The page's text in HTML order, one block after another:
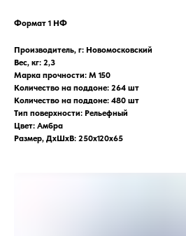
Формат 1 НФ
Производитель, г: Новомосковский
Вес, кг: 2,3
Марка прочности: М 150
Количество на поддоне: 264 шт
Количество на поддоне: 480 шт
Тип поверхности: Рельефный
Цвет: Амбра
Размер, ДхШхВ: 250х120х65